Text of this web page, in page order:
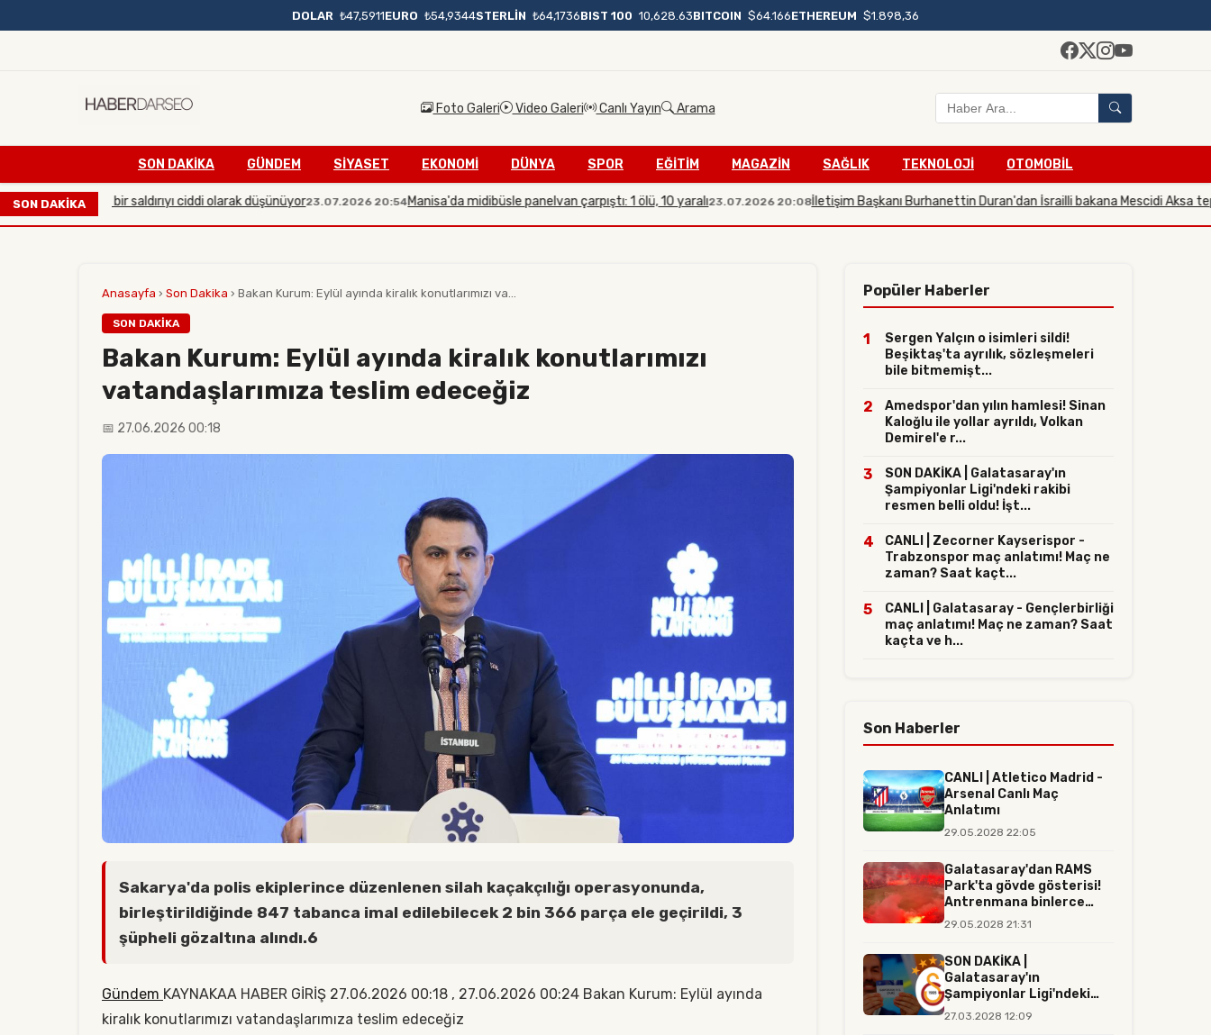
DOLAR ₺47,5911EURO ₺54,9344STERLİN ₺64,1736BIST 100 10,628.63BITCOIN $64.166ETHEREUM $1.898,36
Foto Galeri Video Galeri Canlı Yayın Arama
SON DAKIKA GÜNDEM SİYASET EKONOMİ DÜNYA SPOR EĞİTİM MAGAZİN SAĞLIK TEKNOLOJİ OTOMOBİL
SON DAKİKA
çaplı bir saldırıyı ciddi olarak düşünüyor 23.07.2026 20:54Manisa'da midibüsle panelvan çarpıştı: 1 ölü, 10 yaralı23.07.2026 20:08İletişim Başkanı Burhanettin Duran'dan İsrailli bakana Mescidi Aksa tepkisi
Anasayfa › Son Dakika › Bakan Kurum: Eylül ayında kiralık konutlarımızı va...
SON DAKIKA
Bakan Kurum: Eylül ayında kiralık konutlarımızı
vatandaşlarımıza teslim edeceğiz
📅 27.06.2026 00:18
Sakarya'da polis ekiplerince düzenlenen silah kaçakçılığı operasyonunda,
birleştirildiğinde 847 tabanca imal edilebilecek 2 bin 366 parça ele geçirildi, 3
şüpheli gözaltına alındı.6
Gündem KAYNAKAA HABER GİRİŞ 27.06.2026 00:18 , 27.06.2026 00:24 Bakan Kurum: Eylül ayında
kiralık konutlarımızı vatandaşlarımıza teslim edeceğiz
Popüler Haberler
1
Sergen Yalçın o isimleri sildi!
Beşiktaş'ta ayrılık, sözleşmeleri
bile bitmemişt...
2
Amedspor'dan yılın hamlesi! Sinan
Kaloğlu ile yollar ayrıldı, Volkan
Demirel'e r...
3
SON DAKİKA | Galatasaray'ın
Şampiyonlar Ligi'ndeki rakibi
resmen belli oldu! İşt...
4
CANLI | Zecorner Kayserispor -
Trabzonspor maç anlatımı! Maç ne
zaman? Saat kaçt...
5
CANLI | Galatasaray - Gençlerbirliği
maç anlatımı! Maç ne zaman? Saat
kaçta ve h...
Son Haberler
CANLI | Atletico Madrid -
Arsenal Canlı Maç
Anlatımı
29.05.2028 22:05
Galatasaray'dan RAMS
Park'ta gövde gösterisi!
Antrenmana binlerce
tara...
29.05.2028 21:31
SON DAKİKA |
Galatasaray'ın
Şampiyonlar Ligi'ndeki
rakibi resmen belli...
27.03.2028 12:09